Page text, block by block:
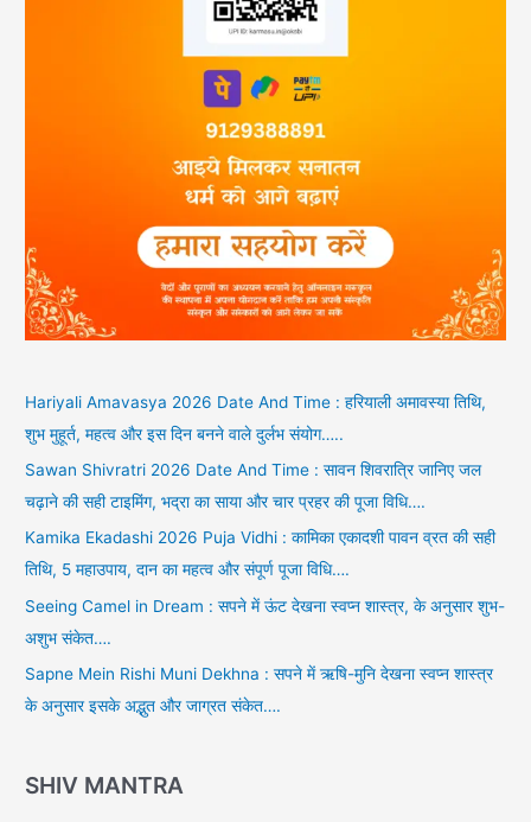
Hariyali Amavasya 2026 Date And Time : हरियाली अमावस्या तिथि,
शुभ मुहूर्त, महत्व और इस दिन बनने वाले दुर्लभ संयोग…..
Sawan Shivratri 2026 Date And Time : सावन शिवरात्रि जानिए जल
चढ़ाने की सही टाइमिंग, भद्रा का साया और चार प्रहर की पूजा विधि….
Kamika Ekadashi 2026 Puja Vidhi : कामिका एकादशी पावन व्रत की सही
तिथि, 5 महाउपाय, दान का महत्व और संपूर्ण पूजा विधि….
Seeing Camel in Dream : सपने में ऊंट देखना स्वप्न शास्त्र, के अनुसार शुभ-
अशुभ संकेत….
Sapne Mein Rishi Muni Dekhna : सपने में ऋषि-मुनि देखना स्वप्न शास्त्र
के अनुसार इसके अद्भुत और जाग्रत संकेत….
SHIV MANTRA